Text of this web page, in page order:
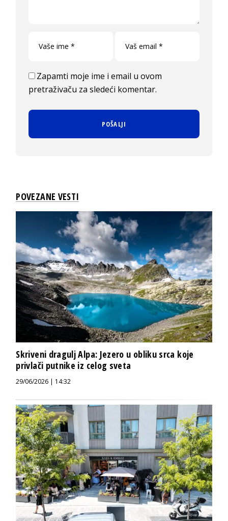
Zapamti moje ime i email u ovom
pretraživaču za sledeći komentar.
POVEZANE VESTI
Skriveni dragulj Alpa: Jezero u obliku srca koje
privlači putnike iz celog sveta
29/06/2026 | 14:32